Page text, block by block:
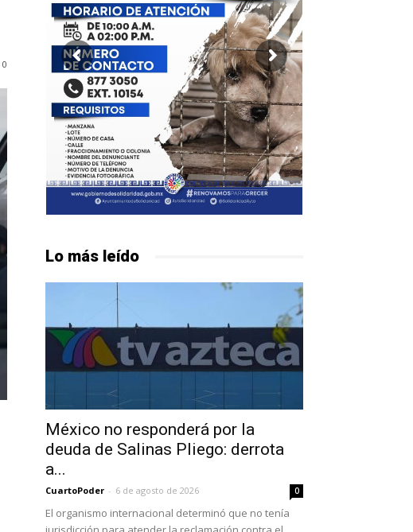
0
Lo más leído
México no responderá por la
deuda de Salinas Pliego: derrota
a...
CuartoPoder - 6 de agosto de 2026 0
El organismo internacional determinó que no tenía